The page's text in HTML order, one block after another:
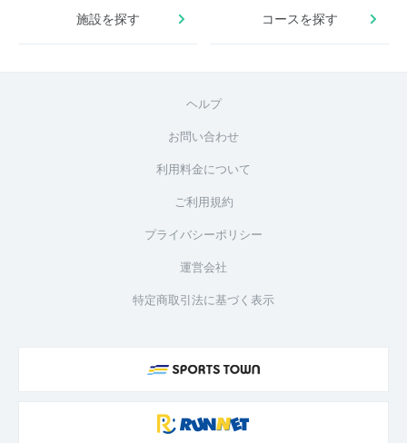
施設を探す コースを探す
ヘルプ
お問い合わせ
利用料金について
ご利用規約
プライバシーポリシー
運営会社
特定商取引法に基づく表示